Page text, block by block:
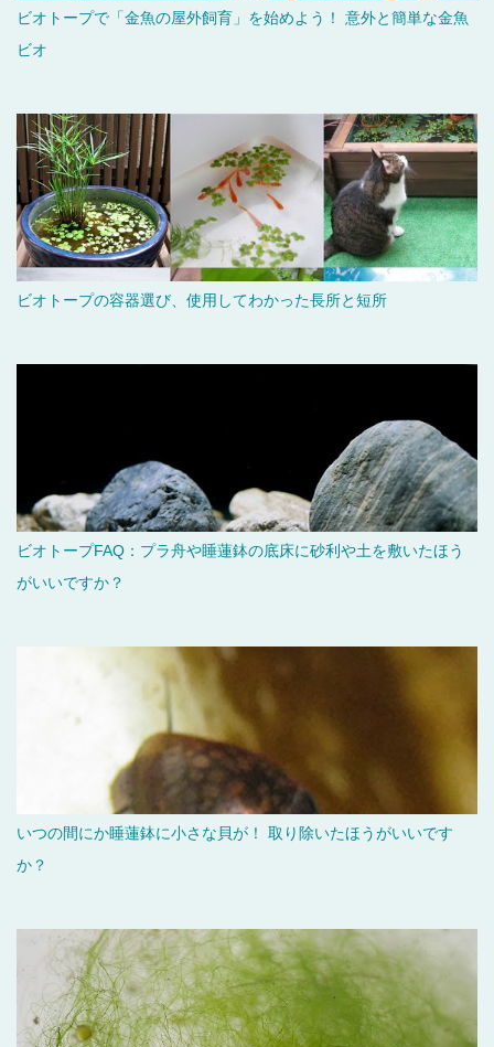
ビオトープで「金魚の屋外飼育」を始めよう！ 意外と簡単な金魚
ビオ
ビオトープの容器選び、使用してわかった長所と短所
ビオトープFAQ：プラ舟や睡蓮鉢の底床に砂利や土を敷いたほう
がいいですか？
いつの間にか睡蓮鉢に小さな貝が！ 取り除いたほうがいいです
か？